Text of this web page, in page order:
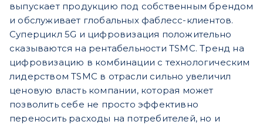
выпускает продукцию под собственным брендом
и обслуживает глобальных фаблесс-клиентов.
Суперцикл 5G и цифровизация положительно
сказываются на рентабельности TSMC. Тренд на
цифровизацию в комбинации с технологическим
лидерством TSMC в отрасли сильно увеличил
ценовую власть компании, которая может
позволить себе не просто эффективно
переносить расходы на потребителей, но и